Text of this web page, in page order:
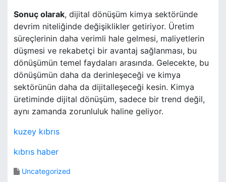
Sonuç olarak, dijital dönüşüm kimya sektöründe
devrim niteliğinde değişiklikler getiriyor. Üretim
süreçlerinin daha verimli hale gelmesi, maliyetlerin
düşmesi ve rekabetçi bir avantaj sağlanması, bu
dönüşümün temel faydaları arasında. Gelecekte, bu
dönüşümün daha da derinleşeceği ve kimya
sektörünün daha da dijitalleşeceği kesin. Kimya
üretiminde dijital dönüşüm, sadece bir trend değil,
aynı zamanda zorunluluk haline geliyor.
kuzey kıbrıs
kıbrıs haber
Uncategorized